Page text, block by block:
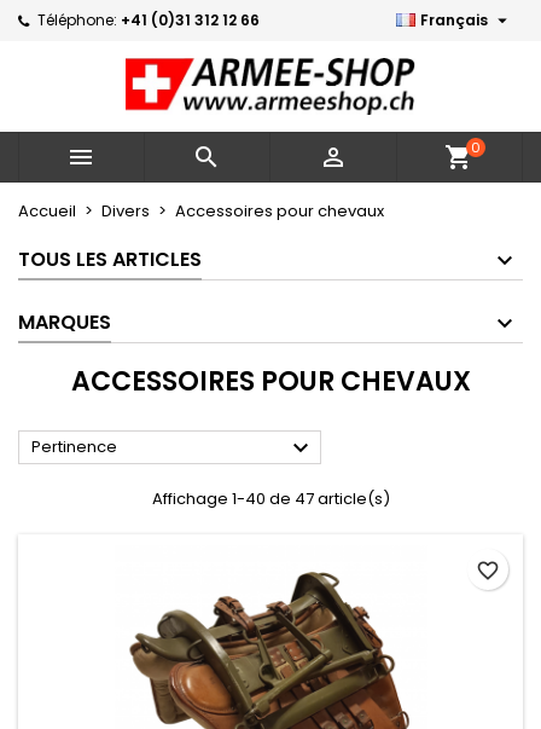
Téléphone: +41 (0)31 312 12 66 Français 
   shopping_cart0
Accueil Divers Accessoires pour chevaux
TOUS LES ARTICLES
MARQUES
ACCESSOIRES POUR CHEVAUX
Pertinence 
Affichage 1-40 de 47 article(s)
favorite_border
×
Créer une nouvelle liste
×
((confirmMessage))
((cancelText)) ((modalDeleteText))
×
Nom de la liste d'envies
×
Vous devez être connecté pour ajouter des produits
à votre liste d'envies.
Annuler